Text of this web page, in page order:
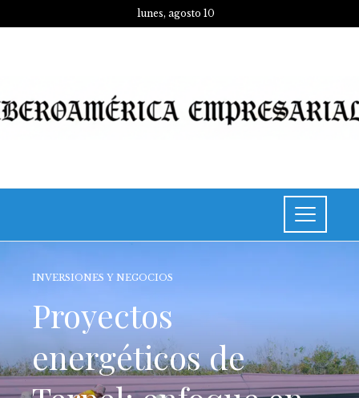
lunes, agosto 10
INVERSIONES Y NEGOCIOS
Proyectos
energéticos de